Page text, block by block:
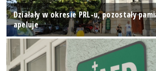
Działały w okresie PRL-u, pozostały
apeluje